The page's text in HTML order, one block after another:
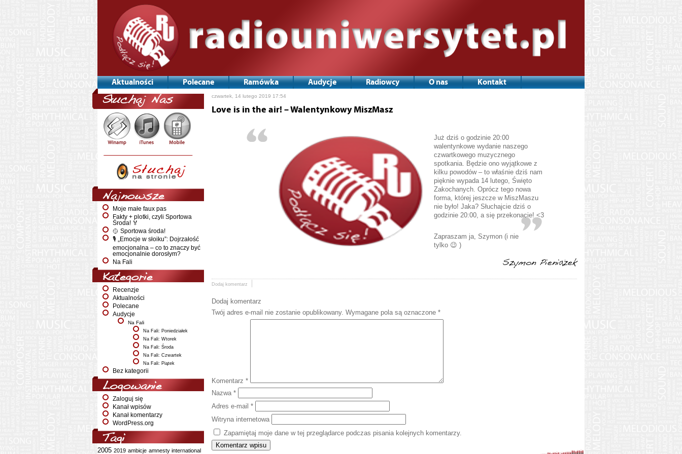
Aktualności Polecane Ramówka Audycje Radiowcy O nas Kontakt
Słuchaj Nas
Najnowsze
Moje małe faux pas
Fakty + plotki, czyli Sportowa
Środa! 🏅
🥎 Sportowa środa!
🎙️ „Emocje w słoiku”: Dojrzałość
emocjonalna – co to znaczy być
emocjonalnie dorosłym?
Na Fali
Kategorie
Recenzje
Aktualności
Polecane
Audycje
Na Fali
Na Fali: Poniedziałek
Na Fali: Wtorek
Na Fali: Środa
Na Fali: Czwartek
Na Fali: Piątek
Bez kategorii
Logowanie
Zaloguj się
Kanał wpisów
Kanał komentarzy
WordPress.org
Tagi
2005 2019 ambicje amnesty international
czwartek, 14 lutego 2019 17:54
Love is in the air! – Walentynkowy MiszMasz
Już dziś o godzinie 20:00
walentynkowe wydanie naszego
czwartkowego muzycznego
spotkania. Będzie ono wyjątkowe z
kilku powodów – to właśnie dziś nam
pięknie wypada 14 lutego, Święto
Zakochanych. Oprócz tego nowa
forma, której jeszcze w MiszMaszu
nie było! Jaka? Słuchajcie dziś o
godzinie 20:00, a się przekonacie! <3
Zapraszam ja, Szymon (i nie
tylko 😉 )
Szymon Pieniążek
Dodaj komentarz
Dodaj komentarz
Twój adres e-mail nie zostanie opublikowany. Wymagane pola są oznaczone *
Komentarz *
Nazwa *
Adres e-mail *
Witryna internetowa
Zapamiętaj moje dane w tej przeglądarce podczas pisania kolejnych komentarzy.